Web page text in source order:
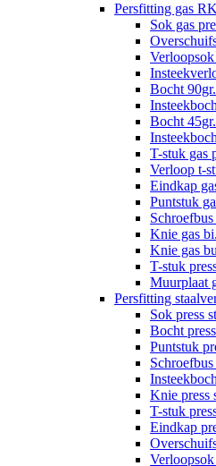
Persfitting gas RK
Sok gas
Bocht
Bocht
T-stuk gas
Verloop t-
Eindkap
Puntstuk
Knie gas
Knie gas
T-stuk
Muurplaat
Persfitting
Sok press
Bocht
Puntstuk
Knie press
T-stuk
Eindkap